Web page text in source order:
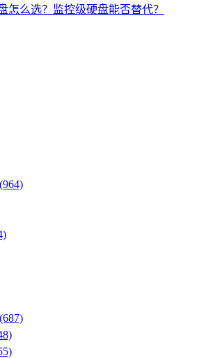
怎么选？监控级硬盘能否替代？
(964)
(687)